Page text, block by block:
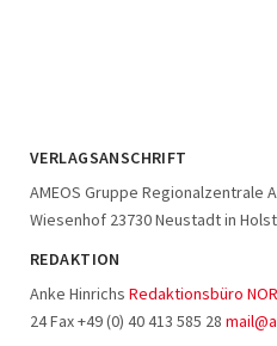
VERLAGSANSCHRIFT
AMEOS Gruppe Regionalzentrale
Wiesenhof 23730 Neustadt in
REDAKTION
Anke Hinrichs Redaktionsbüro
24 Fax +49 (0) 40 413 585 28